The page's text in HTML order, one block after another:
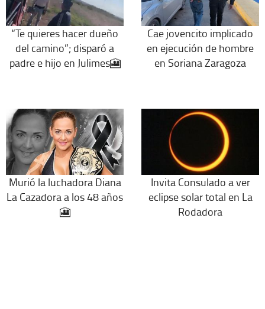
“Te quieres hacer dueño
del camino”; disparó a
padre e hijo en Julimes🎦
Cae jovencito implicado
en ejecución de hombre
en Soriana Zaragoza
Murió la luchadora Diana
La Cazadora a los 48 años
🎦
Invita Consulado a ver
eclipse solar total en La
Rodadora